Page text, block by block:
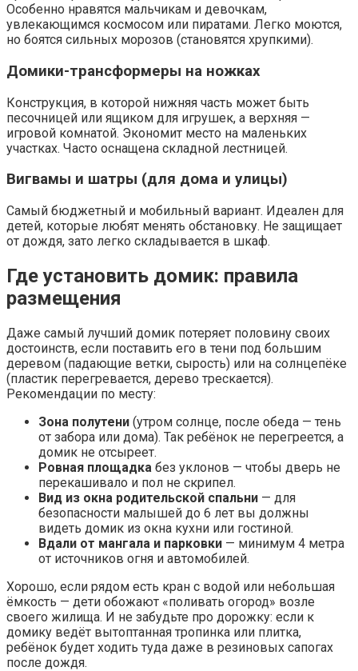
Особенно нравятся мальчикам и девочкам,
увлекающимся космосом или пиратами. Легко моются,
но боятся сильных морозов (становятся хрупкими).
Домики-трансформеры на ножках
Конструкция, в которой нижняя часть может быть
песочницей или ящиком для игрушек, а верхняя —
игровой комнатой. Экономит место на маленьких
участках. Часто оснащена складной лестницей.
Вигвамы и шатры (для дома и улицы)
Самый бюджетный и мобильный вариант. Идеален для
детей, которые любят менять обстановку. Не защищает
от дождя, зато легко складывается в шкаф.
Где установить домик: правила
размещения
Даже самый лучший домик потеряет половину своих
достоинств, если поставить его в тени под большим
деревом (падающие ветки, сырость) или на солнцепёке
(пластик перегревается, дерево трескается).
Рекомендации по месту:
Зона полутени (утром солнце, после обеда — тень
от забора или дома). Так ребёнок не перегреется, а
домик не отсыреет.
Ровная площадка без уклонов — чтобы дверь не
перекашивало и пол не скрипел.
Вид из окна родительской спальни — для
безопасности малышей до 6 лет вы должны
видеть домик из окна кухни или гостиной.
Вдали от мангала и парковки — минимум 4 метра
от источников огня и автомобилей.
Хорошо, если рядом есть кран с водой или небольшая
ёмкость — дети обожают «поливать огород» возле
своего жилища. И не забудьте про дорожку: если к
домику ведёт вытоптанная тропинка или плитка,
ребёнок будет ходить туда даже в резиновых сапогах
после дождя.